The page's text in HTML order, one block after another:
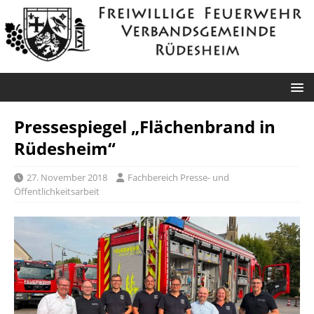
Pressespiegel „Flächenbrand in
Rüdesheim“
27. November 2018
Fachbereich Presse- und
Öffentlichkeitsarbeit